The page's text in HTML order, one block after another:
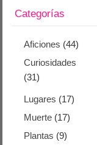
Categorías
Aficiones (44)
Curiosidades
(31)
Lugares (17)
Muerte (17)
Plantas (9)